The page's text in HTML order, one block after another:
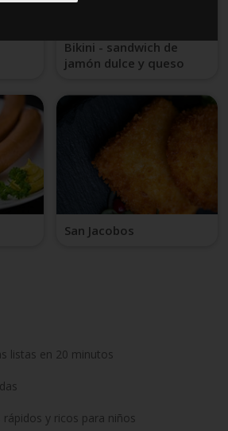
Bikini - sandwich de
jamón dulce y queso
San Jacobos
listas en 20 minutos
rápidos y ricos para niños